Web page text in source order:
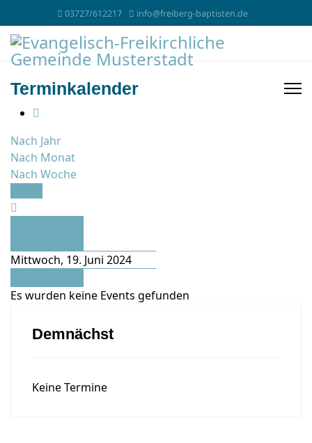
03727/612217 info@freiberg-baptisten.de
Terminkalender
Nach Jahr
Nach Monat
Nach Woche
Mittwoch, 19. Juni 2024
Es wurden keine Events gefunden
Demnächst
Keine Termine